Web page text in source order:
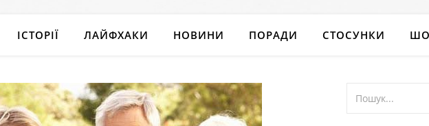
ІСТОРІЇ ЛАЙФХАКИ НОВИНИ ПОРАДИ СТОСУНКИ